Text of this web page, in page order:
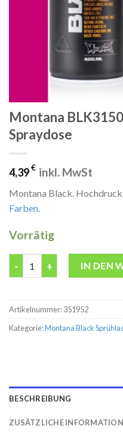
Montana
Spraydose
4,39€ inkl. MwSt
Montana Black. Hochdruck
Farben.
Vorrätig
IN DEN
Artikelnummer:351952
Kategorie:Montana Black
BESCHREIBUNG
ZUSÄTZLICHE